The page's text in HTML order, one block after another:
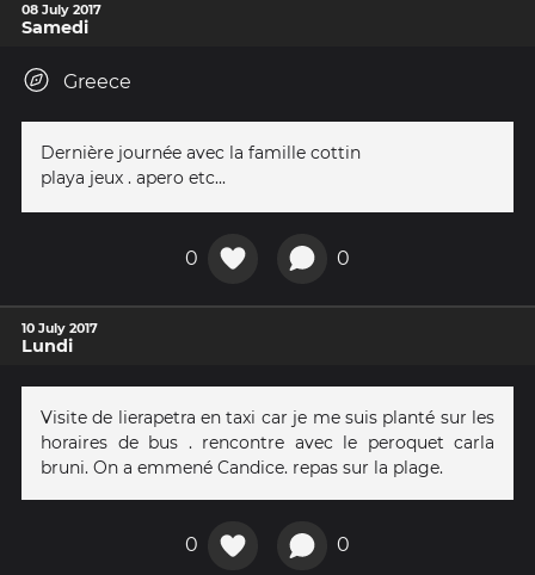
08 July 2017
Samedi
Greece
Dernière journée avec la famille cottin
playa jeux . apero etc...
0 0
10 July 2017
Lundi
Visite de lierapetra en taxi car je me suis planté sur les
horaires de bus . rencontre avec le peroquet carla
bruni. On a emmené Candice. repas sur la plage.
0 0